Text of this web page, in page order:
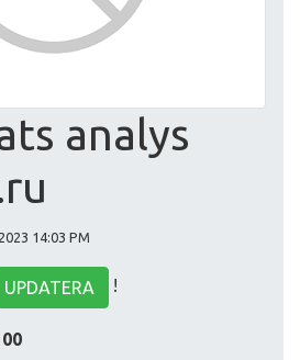
analys
14:03 PM
UPDATERA !